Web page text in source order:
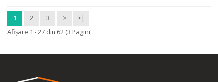
1 2 3 >
>|
Afişare 1 - 27 din 62 (3 Pagini)